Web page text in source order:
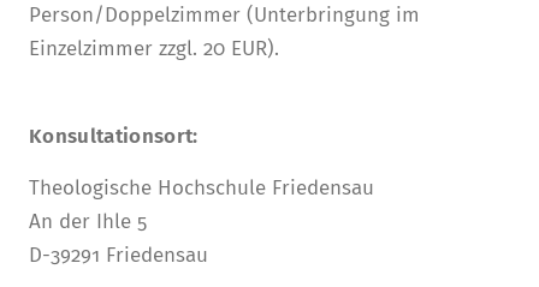
Person/Doppelzimmer (Unterbringung im
Einzelzimmer zzgl. 20 EUR).
Konsultationsort:
Theologische Hochschule Friedensau
An der Ihle 5
D-39291 Friedensau